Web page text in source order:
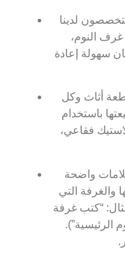
لدينا
غرف النوم،
سهولة إعادة
أثاث وكل
باستخدام
فقاعي،
واضحة
والغرفة التي
“كتب غرفة
الرئيسية”).